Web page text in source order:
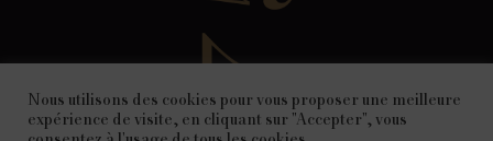
Nous utilisons des cookies pour vous proposer une meilleure
expérience de visite, en cliquant sur "Accepter", vous